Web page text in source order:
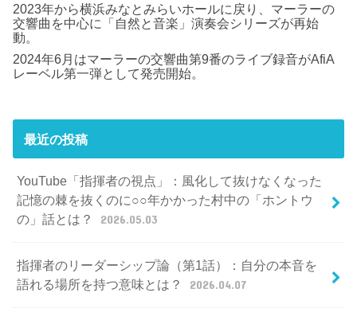
2023年から横浜みなとみらいホールに戻り、マーラーの
交響曲を中心に「自然と音楽」演奏会シリーズが再始
動。
2024年6月はマーラーの交響曲第9番のライブ録音がAfiA
レーベル第一弾として発売開始。
最近の投稿
YouTube「指揮者の視点」：風化して抜けなくなった
記憶の棘を抜くのに○○年かかった村中の「ホントウ
の」話とは？
2026.05.03
指揮者のリーダーシップ論（第1話）：自分の本音を
語れる場所を持つ意味とは？
2026.04.07